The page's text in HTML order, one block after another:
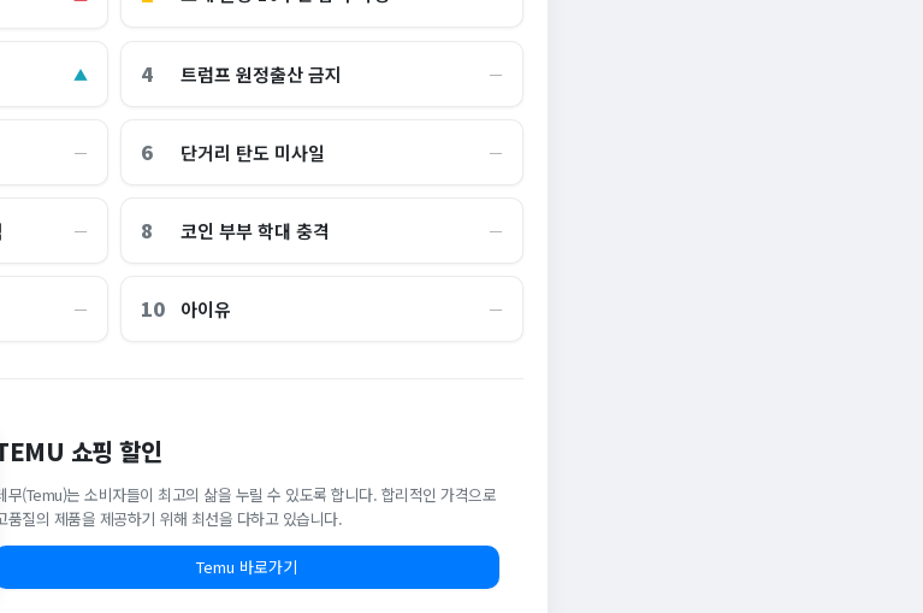
▲ 4 트럼프 원정출산 금지 ―
― 6 단거리 탄도 미사일 ―
― 8 코인 부부 학대 충격 ―
― 10 아이유 ―
쇼핑 할인
무(Temu)는 소비자들이 최고의 삶을 누릴 수 있도록 합니다. 합리적인 가격으로
품질의 제품을 제공하기 위해 최선을 다하고 있습니다.
Temu 바로가기